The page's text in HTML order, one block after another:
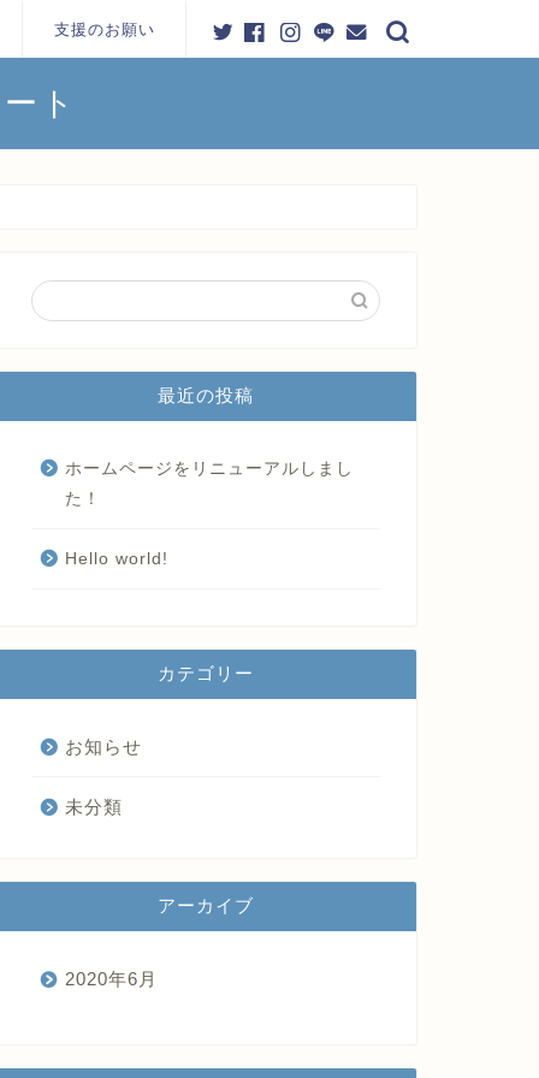
支援のお願い
ト
最近の投稿
ホームページをリニューアルしまし
た！
Hello world!
カテゴリー
お知らせ
未分類
アーカイブ
2020年6月